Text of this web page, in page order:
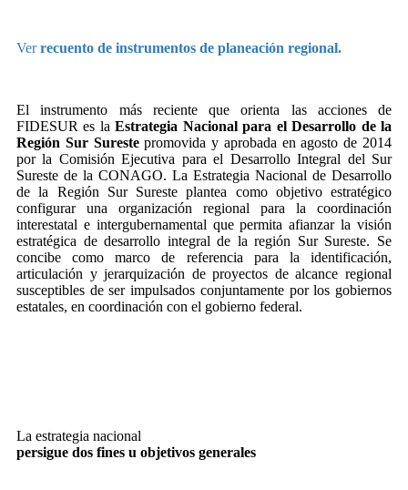
Verrecuento de instrumentos de planeación regional.
El instrumento más reciente que orienta las acciones de
FIDESUR es laEstrategia Nacional para el Desarrollo de la
Región Sur Surestepromovida y aprobada en agosto de 2014
por la Comisión Ejecutiva para el Desarrollo Integral del Sur
Sureste de la CONAGO. La Estrategia Nacional de Desarrollo
de la Región Sur Sureste plantea como objetivo estratégico
configurar una organización regional para la coordinación
interestatal e intergubernamental que permita afianzar la visión
estratégica de desarrollo integral de la región Sur Sureste. Se
concibe como marco de referencia para la identificación,
articulación y jerarquización de proyectos de alcance regional
susceptibles de ser impulsados conjuntamente por los gobiernos
estatales, en coordinación con el gobierno federal.
La estrategia nacional
persigue dos fines u objetivos generales